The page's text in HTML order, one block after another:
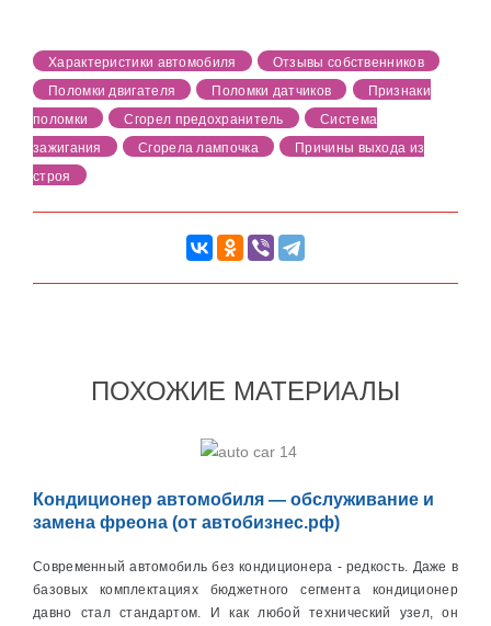
Характеристики автомобиля
Отзывы собственников
Поломки двигателя
Поломки датчиков
Признаки
поломки
Сгорел предохранитель
Система
зажигания
Сгорела лампочка
Причины выхода из
строя
ПОХОЖИЕ МАТЕРИАЛЫ
Кондиционер автомобиля — обслуживание и
замена фреона (от автобизнес.рф)
Современный автомобиль без кондиционера - редкость. Даже в
базовых комплектациях бюджетного сегмента кондиционер
давно стал стандартом. И как любой технический узел, он